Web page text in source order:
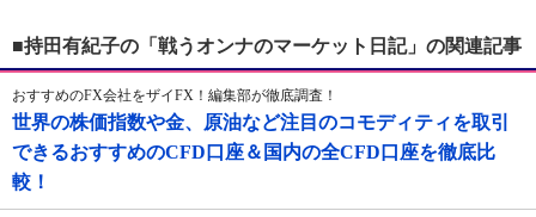
■持田有紀子の「戦うオンナのマーケット日記」の関連記事
おすすめのFX会社をザイFX！編集部が徹底調査！
世界の株価指数や金、原油など注目のコモディティを取引
できるおすすめのCFD口座＆国内の全CFD口座を徹底比
較！